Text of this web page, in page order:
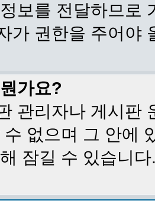
보를 전달하므로
가 권한을 주어야
가요?
관리자나 게시판
수 없으며 그 안에
잠길 수 있습니다